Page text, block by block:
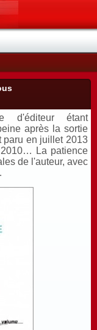
d'éditeur étant
après la sortie
en juillet 2013
La patience
de l'auteur, avec